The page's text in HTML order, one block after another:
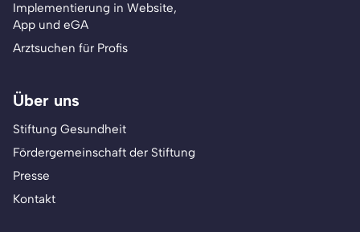
Implementierung in Website,
App und eGA
Arztsuchen für Profis
Über uns
Stiftung Gesundheit
Fördergemeinschaft der Stiftung
Presse
Kontakt